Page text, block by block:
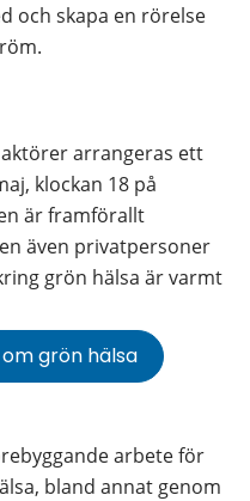
och skapa en rörelse
arrangeras ett
klockan 18 på
är framförallt
även privatpersoner
grön hälsa är varmt
grön hälsa
arbete för
bland annat genom